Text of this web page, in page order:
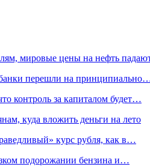
мировые цены на нефть
перешли на
контроль за капиталом будет…
куда вложить деньги на лето
курс рубля, как в…
подорожании бензина и…